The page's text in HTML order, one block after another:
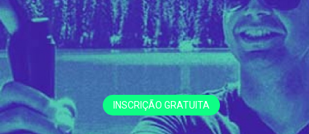
INSCRIÇÃO GRATUITA